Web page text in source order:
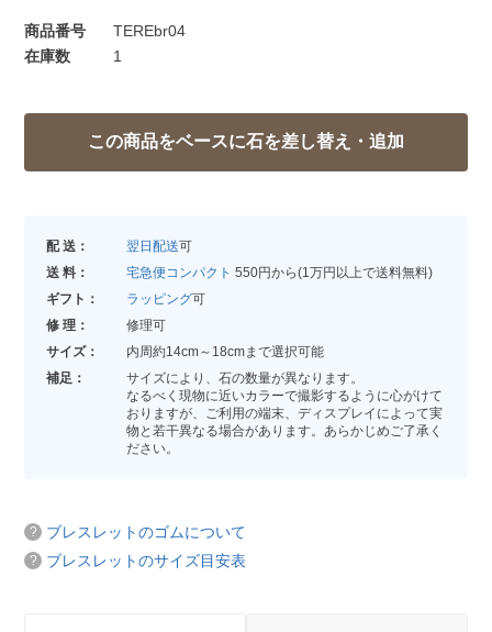
商品番号
TEREbr04
在庫数
1
配 送： 翌日配送可
送 料：
宅急便コンパクト 550円から(1万円以上で送料無料)
ギフト：
ラッピング可
修 理：
修理可
サイズ：
内周約14cm～18cmまで選択可能
補足：
サイズにより、石の数量が異なります。
なるべく現物に近いカラーで撮影するように心がけて
おりますが、ご利用の端末、ディスプレイによって実
物と若干異なる場合があります。あらかじめご了承く
ださい。
ブレスレットのゴムについて
ブレスレットのサイズ目安表